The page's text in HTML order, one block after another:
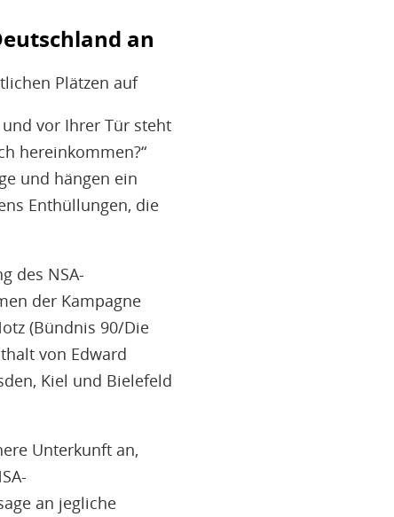
an
Plätzen auf
vor Ihrer Tür steht
hereinkommen?“
und hängen ein
Enthüllungen, die
des NSA-
der Kampagne
(Bündnis 90/Die
von Edward
Kiel und Bielefeld
Unterkunft an,
an jegliche